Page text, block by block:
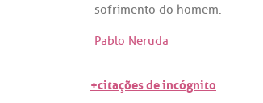
sofrimento do homem.
Pablo Neruda
+citações de incógnito